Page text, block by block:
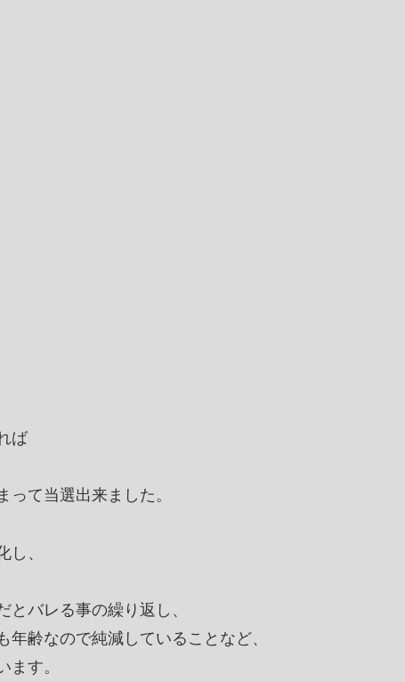
ば
て当選出来ました。
し、
バレる事の繰り返し、
齢なので純減していることなど、
す。